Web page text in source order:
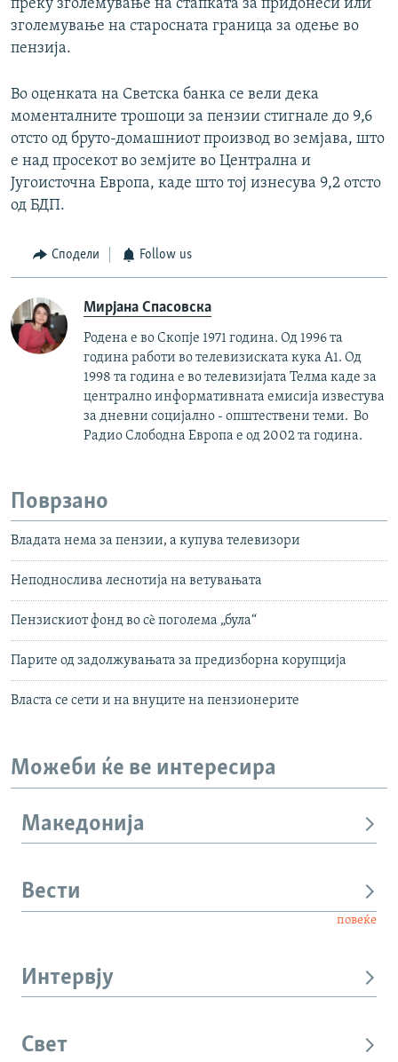
преку зголемување на стапката за придонеси или
зголемување на старосната граница за одење во
пензија.
Во оценката на Светска банка се вели дека
моменталните трошоци за пензии стигнале до 9,6
отсто од бруто-домашниот производ во земјава, што
е над просекот во земјите во Централна и
Југоисточна Европа, каде што тој изнесува 9,2 отсто
од БДП.
Сподели Follow us
Мирјана Спасовска
Родена е во Скопје 1971 година. Од 1996 та
година работи во телевизиската кука А1. Од
1998 та година е во телевизијата Телма каде за
централно информативната емисија известува
за дневни социјално - општествени теми. Во
Радио Слободна Европа е од 2002 та година.
Поврзано
Владата нема за пензии, а купува телевизори
Неподнослива леснотија на ветувањата
Пензискиот фонд во сè поголема „була“
Парите од задолжувањата за предизборна корупција
Власта се сети и на внуците на пензионерите
Можеби ќе ве интересира
Македонија
Вести
повеќе
Интервју
Свет